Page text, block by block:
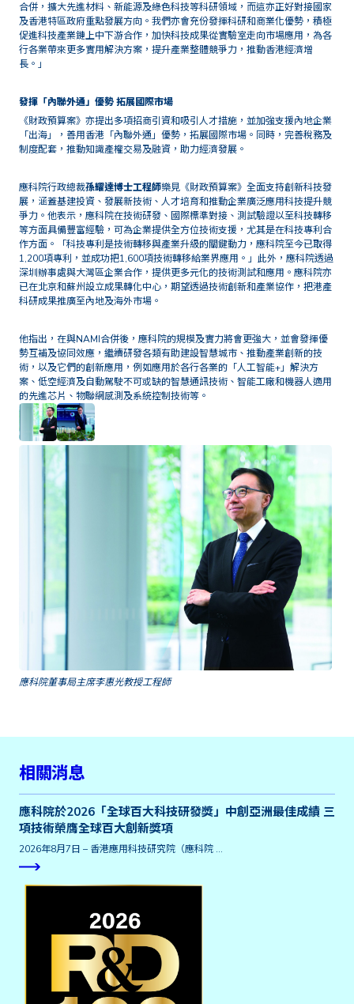
應科院董事局主席李惠光教授工程師
合併，擴大先進材料、新能源及綠色科技等科研領域，而這亦正好對接國家
及香港特區政府重點發展方向。我們亦會充份發揮科研和商業化優勢，積極
促進科技產業鏈上中下游合作，加快科技成果從實驗室走向市場應用，為各
行各業帶來更多實用解決方案，提升產業整體競爭力，推動香港經濟增
長。」
發揮「內聯外通」優勢 拓展國際市場
《財政預算案》亦提出多項招商引資和吸引人才措施，並加強支援內地企業
「出海」，善用香港「內聯外通」優勢，拓展國際市場。同時，完善稅務及
制度配套，推動知識產權交易及融資，助力經濟發展。
應科院行政總裁孫耀達博士工程師樂見《財政預算案》全面支持創新科技發
展，涵蓋基建投資、發展新技術、人才培育和推動企業廣泛應用科技提升競
爭力。他表示，應科院在技術研發、國際標準對接、測試驗證以至科技轉移
等方面具備豐富經驗，可為企業提供全方位技術支援，尤其是在科技專利合
作方面。「科技專利是技術轉移與產業升級的關鍵動力，應科院至今已取得
1,200項專利，並成功把1,600項技術轉移給業界應用。」此外，應科院透過
深圳辦事處與大灣區企業合作，提供更多元化的技術測試和應用。應科院亦
已在北京和蘇州設立成果轉化中心，期望透過技術創新和產業協作，把港產
科研成果推廣至內地及海外市場。
他指出，在與NAMI合併後，應科院的規模及實力將會更強大，並會發揮優
勢互補及協同效應，繼續研發各類有助建設智慧城市、推動產業創新的技
術，以及它們的創新應用，例如應用於各行各業的「人工智能+」解決方
案、低空經濟及自動駕駛不可或缺的智慧通訊技術、智能工廠和機器人適用
的先進芯片、物聯網感測及系統控制技術等。
相關消息
應科院於2026「全球百大科技研發獎」中創亞洲最佳成績 三
項技術榮膺全球百大創新獎項
2026年8月7日 – 香港應用科技研究院（應科院 …